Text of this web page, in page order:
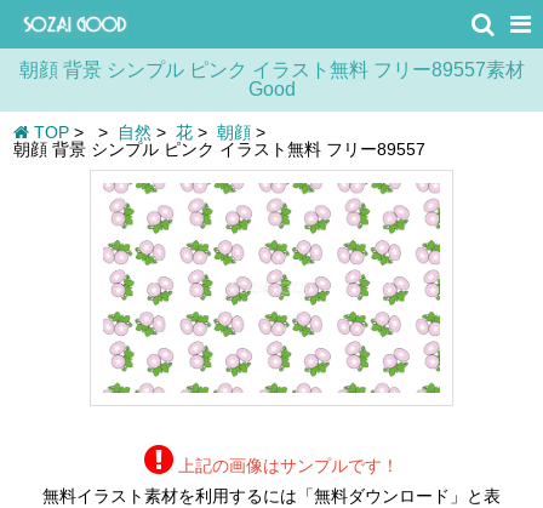
朝顔 背景 シンプル ピンク イラスト無料 フリー89557素材
Good
TOP > > 自然 > 花 > 朝顔 >
朝顔 背景 シンプル ピンク イラスト無料 フリー89557
上記の画像はサンプルです！
無料イラスト素材を利用するには「無料ダウンロード」と表